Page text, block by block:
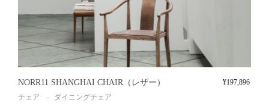
NORR11 SHANGHAI CHAIR（レザー）
チェア ダイニングチェア
¥197,896